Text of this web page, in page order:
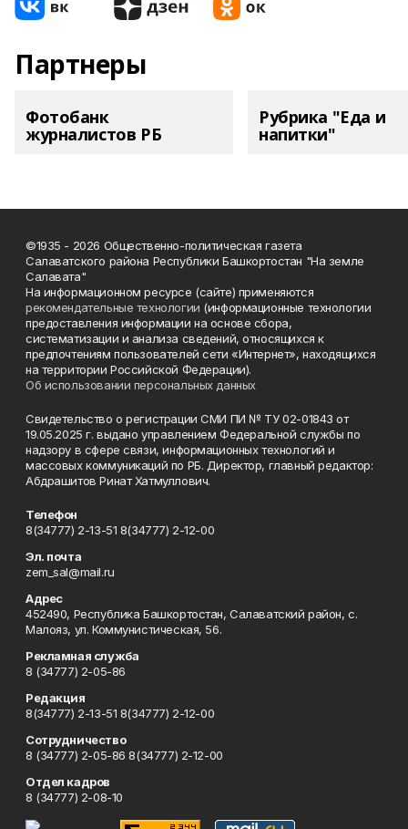
Партнеры
Фотобанк
журналистов РБ
Рубрика "Еда и
напитки"
©1935 - 2026 Общественно-политическая газета
Салаватского района Республики Башкортостан "На земле
Салавата"
На информационном ресурсе (сайте) применяются
рекомендательные технологии (информационные технологии
предоставления информации на основе сбора,
систематизации и анализа сведений, относящихся к
предпочтениям пользователей сети «Интернет», находящихся
на территории Российской Федерации).
Об использовании персональных данных
Свидетельство о регистрации СМИ ПИ № ТУ 02-01843 от
19.05.2025 г. выдано управлением Федеральной службы по
надзору в сфере связи, информационных технологий и
массовых коммуникаций по РБ. Директор, главный редактор:
Абдрашитов Ринат Хатмуллович.
Телефон
8(34777) 2-13-51 8(34777) 2-12-00
Эл. почта
zem_sal@mail.ru
Адрес
452490, Республика Башкортостан, Салаватский район, с.
Малояз, ул. Коммунистическая, 56.
Рекламная служба
8 (34777) 2-05-86
Редакция
8(34777) 2-13-51 8(34777) 2-12-00
Сотрудничество
8 (34777) 2-05-86 8(34777) 2-12-00
Отдел кадров
8 (34777) 2-08-10